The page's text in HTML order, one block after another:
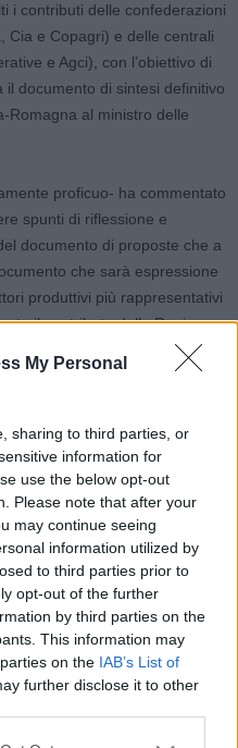
My Personal
sharing to third parties, or
information for
use the below opt-out
Please note that after your
may continue seeing
information utilized by
to third parties prior to
opt-out of the further
by third parties on the
This information may
on the IAB’s List of
further disclose it to other
i contributi delle confederazioni
Cia e Copagri) e delle centrali
e Agci), con l’obiettivo di
documento di sintesi definitivo
Romagna al ministro delle
proficuo- ha commentato
spunti di riflessione e
documento di proposte che a
che sarà espressione
produttivi più rappresentativi
il contributo della Regione
del settore agricolo
su competitività,
dal piano nazionale sul
linee strategiche in concreti
in tempi brevi”.
l’incremento del budget
per favorire la
gli investimenti per
e la prevenzione dei danni
e il rafforzamento del
Nell’ambito del
delle tecniche innovative e